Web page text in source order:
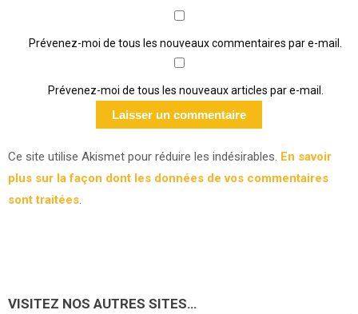
Prévenez-moi de tous les nouveaux commentaires par e-mail.
Prévenez-moi de tous les nouveaux articles par e-mail.
Ce site utilise Akismet pour réduire les indésirables. En savoir
plus sur la façon dont les données de vos commentaires
sont traitées.
VISITEZ NOS AUTRES SITES…